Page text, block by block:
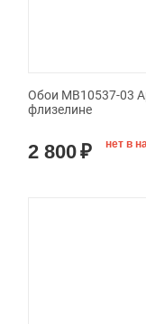
Обои MB10537-03
флизелине
2 800₽ нет в